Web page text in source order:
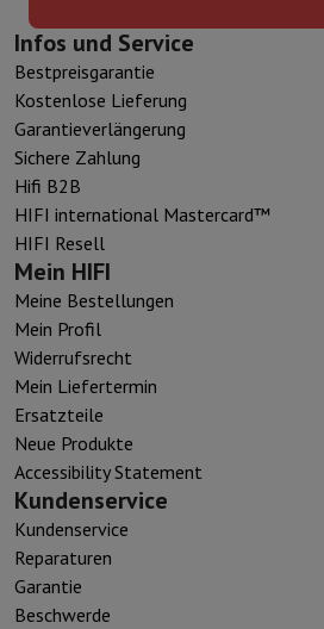
Infos und Service
Bestpreisgarantie
Kostenlose Lieferung
Garantieverlängerung
Sichere Zahlung
Hifi B2B
HIFI international Mastercard™
HIFI Resell
Mein HIFI
Meine Bestellungen
Mein Profil
Widerrufsrecht
Mein Liefertermin
Ersatzteile
Neue Produkte
Accessibility Statement
Kundenservice
Kundenservice
Reparaturen
Garantie
Beschwerde